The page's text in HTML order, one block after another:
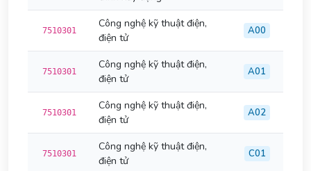
7510301
Công nghệ kỹ thuật điện,
điện tử
A00
7510301
Công nghệ kỹ thuật điện,
điện tử
A01
7510301
Công nghệ kỹ thuật điện,
điện tử
A02
7510301
Công nghệ kỹ thuật điện,
điện tử
C01